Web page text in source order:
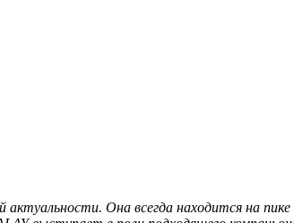
Она всегда находится на